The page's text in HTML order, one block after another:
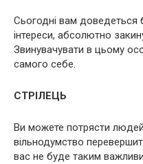
Сьогодні вам доведеться
інтереси, абсолютно
Звинувачувати в цьому
самого себе.
СТРІЛЕЦЬ
Ви можете потрясти
вільнодумство
вас не буде таким